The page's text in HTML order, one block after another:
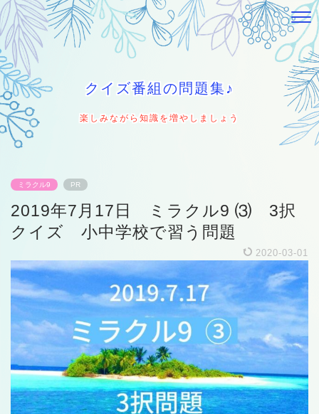
クイズ番組の問題集♪
楽しみながら知識を増やしましょう
ミラクル9 PR
2019年7月17日 ミラクル9 ⑶ 3択
クイズ 小中学校で習う問題
2020-03-01